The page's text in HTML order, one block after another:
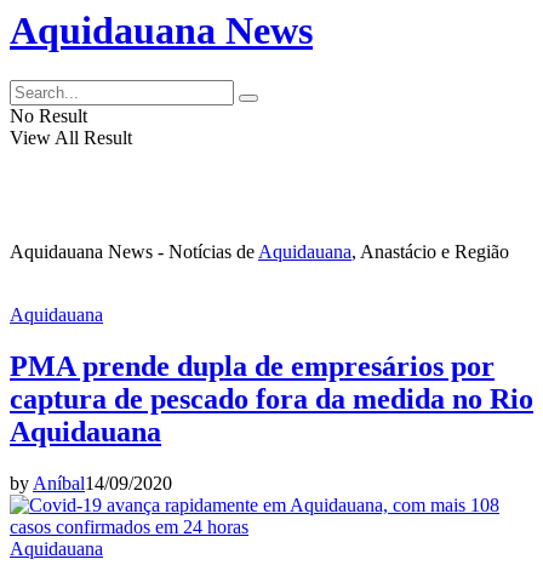
Aquidauana News
No Result
View All Result
Aquidauana News - Notícias de Aquidauana, Anastácio e Região
Aquidauana
PMA prende dupla de empresários por
captura de pescado fora da medida no Rio
Aquidauana
by Aníbal14/09/2020
Aquidauana